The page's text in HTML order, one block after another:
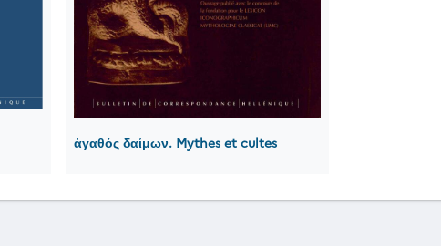
ἀγαθός δαίμων. Mythes et cultes